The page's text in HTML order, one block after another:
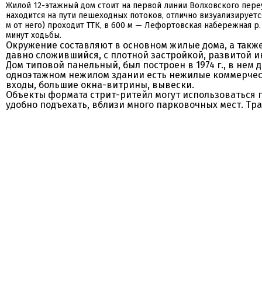
Жилой 12-этажный дом стоит на первой линии Волховского
находится на пути пешеходных потоков, отлично
м от него) проходит ТТК, в 600 м — Лефортовская набережная
минут ходьбы.
Окружение составляют в основном жилые дома, а
давно сложившийся, с плотной застройкой, развитой
Дом типовой панельный, был построен в 1974 г., в нем
одноэтажном нежилом здании есть нежилые
входы, большие окна-витрины, вывески.
Объекты формата стрит-ритейл могут
удобно подъехать, вблизи много парковочных мест.